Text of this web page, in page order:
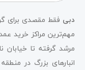
دبی فقط مقصدی برای
مهم‌ترین مراکز خرید
مرشد گرفته تا خیابان
انبارهای بزرگ در